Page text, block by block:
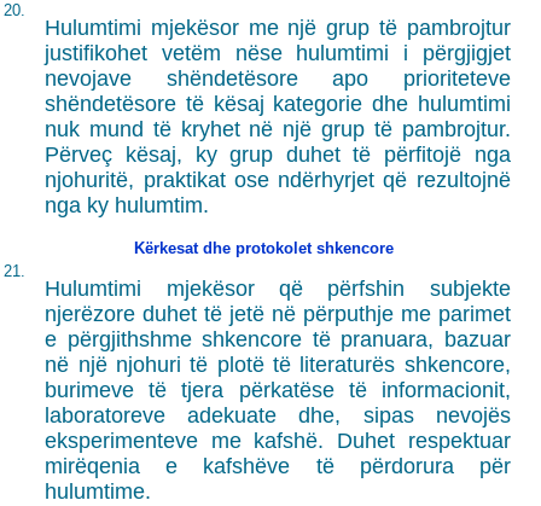
20.
Hulumtimi mjekësor me një grup të pambrojtur
justifikohet vetëm nëse hulumtimi i përgjigjet
nevojave shëndetësore apo prioriteteve
shëndetësore të kësaj kategorie dhe hulumtimi
nuk mund të kryhet në një grup të pambrojtur.
Përveç kësaj, ky grup duhet të përfitojë nga
njohuritë, praktikat ose ndërhyrjet që rezultojnë
nga ky hulumtim.
Kërkesat dhe protokolet shkencore
21.
Hulumtimi mjekësor që përfshin subjekte
njerëzore duhet të jetë në përputhje me parimet
e përgjithshme shkencore të pranuara, bazuar
në një njohuri të plotë të literaturës shkencore,
burimeve të tjera përkatëse të informacionit,
laboratoreve adekuate dhe, sipas nevojës
eksperimenteve me kafshë. Duhet respektuar
mirëqenia e kafshëve të përdorura për
hulumtime.